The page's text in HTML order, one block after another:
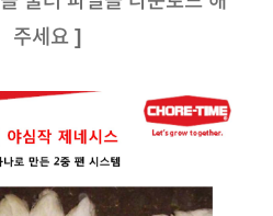
주세요 ]